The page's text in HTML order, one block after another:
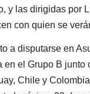
y las dirigidas por
con quien se
a disputarse en
en el Grupo B junto
Chile y